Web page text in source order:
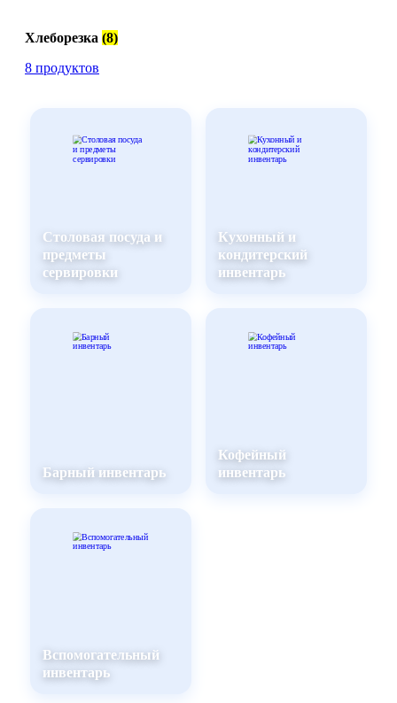
Хлеборезка (8)
8 продуктов
Столовая посуда и
предметы
сервировки
Кухонный и
кондитерский
инвентарь
Барный инвентарь
Кофейный
инвентарь
Вспомогательный
инвентарь